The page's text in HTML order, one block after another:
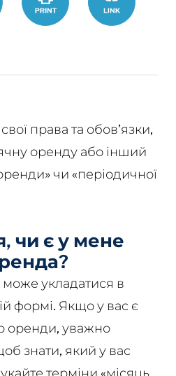
to-
права та обов’язки,
оренду або інший
чи «періодичної
чи є у мене
укладатися в
формі. Якщо у вас є
оренди, уважно
знати, який у вас
терміни «місяць